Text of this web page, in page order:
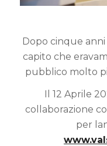
Dopo cinque
capito che
pubblico molto
Il 12 Aprile
collaborazione
per